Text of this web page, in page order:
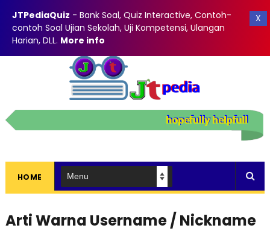
X
JTPediaQuiz - Bank Soal, Quiz Interactive, Contoh-
contoh Soal Ujian Sekolah, Uji Kompetensi, Ulangan
Harian, DLL. More info
HOME
Arti Warna Username / Nickname